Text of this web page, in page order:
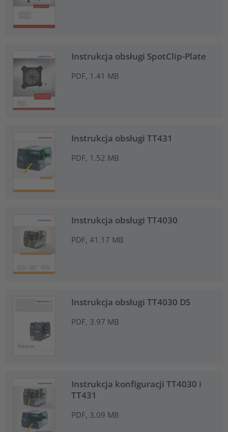
Instrukcja obsługi SpotClip-Plate
PDF, 1.41 MB
Instrukcja obsługi TT431
PDF, 1.52 MB
Instrukcja obsługi TT4030
PDF, 41.17 MB
Instrukcja obsługi TT4030 DS
PDF, 3.97 MB
Instrukcja konfiguracji TT4030 i
TT431
PDF, 3.09 MB